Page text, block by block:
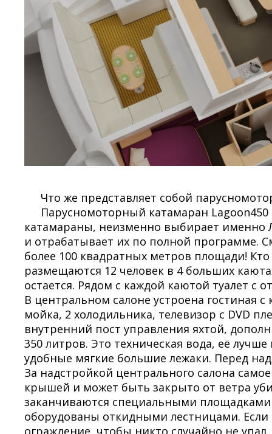
Что же представляет собой
Парусномоторный катамаран
катамараны, неизменно выбирает именно
и отрабатывает их по полной программе.
более 100 квадратных метров площади!
размещаются 12 человек в 4 больших
остается. Рядом с каждой каютой туалет
В центральном салоне устроена гостиная
мойка, 2 холодильника, телевизор с DVD
внутренний пост управления яхтой,
350 литров. Это техническая вода, её
удобные мягкие большие лежаки. Перед
За надстройкой центрального салона
крышей и может быть закрыто от ветра
заканчиваются специальными
оборудованы откидными лестницами.
ограждение, чтобы никто случайно не